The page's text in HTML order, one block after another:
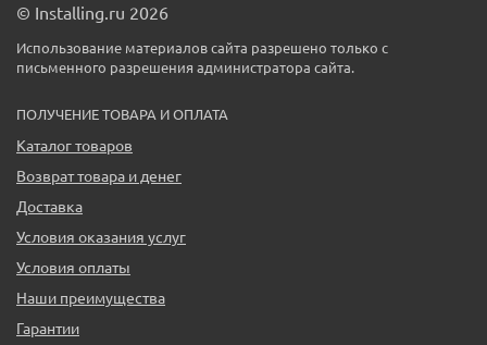
© Installing.ru 2026
Использование материалов сайта разрешено только с
письменного разрешения администратора сайта.
ПОЛУЧЕНИЕ ТОВАРА И ОПЛАТА
Каталог товаров
Возврат товара и денег
Доставка
Условия оказания услуг
Условия оплаты
Наши преимущества
Гарантии